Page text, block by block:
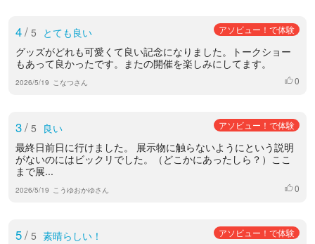
4/ 5 とても良い アソビュー！で体験
グッズがどれも可愛くて良い記念になりました。トークショー
もあって良かったです。またの開催を楽しみにしてます。
2026/5/19 こなつさん いいね
0
3/ 5 良い アソビュー！で体験
最終日前日に行けました。 展示物に触らないようにという説明
がないのにはビックリでした。（どこかにあったしら？）ここ
まで展...
2026/5/19 こうゆおかゆさん いいね
0
5/ 5 素晴らしい！ アソビュー！で体験